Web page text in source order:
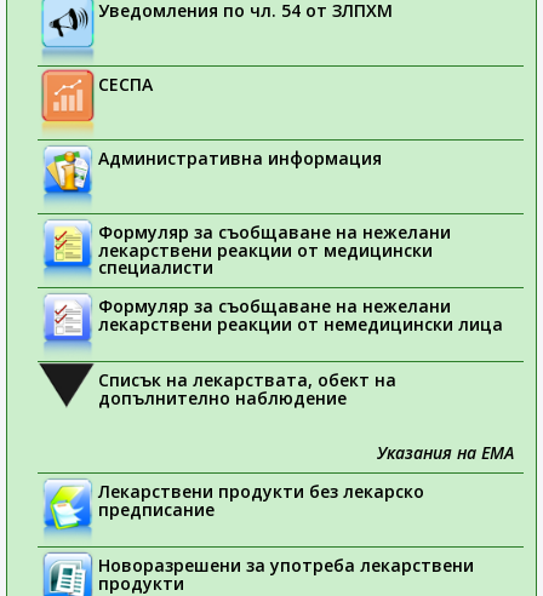
Уведомления по чл. 54 от ЗЛПХМ
СЕСПА
Административна информация
Формуляр за съобщаване на нежелани
лекарствени реакции от медицински
специалисти
Формуляр за съобщаване на нежелани
лекарствени реакции от немедицински лица
Списък на лекарствата, обект на
допълнително наблюдение
Указания на ЕМА
Лекарствени продукти без лекарско
предписание
Новоразрешени за употреба лекарствени
продукти